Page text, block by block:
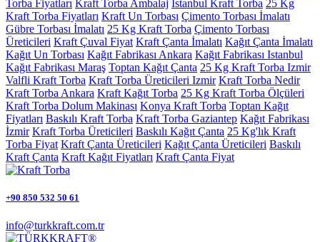
Torba Fiyatları Kraft Torba Ambalaj İstanbul Kraft Torba 25 Kg
Kraft Torba Fiyatları Kraft Un Torbası Çimento Torbası İmalatı
Gübre Torbası İmalatı 25 Kg Kraft Torba Çimento Torbası
Üreticileri Kraft Çuval Fiyat Kraft Çanta İmalatı Kağıt Çanta İmalatı
Kağıt Un Torbası Kağıt Fabrikası Ankara Kağıt Fabrikası Istanbul
Kağıt Fabrikası Maraş Toptan Kağıt Çanta 25 Kg Kraft Torba Izmir
Valfli Kraft Torba Kraft Torba Üreticileri Izmir Kraft Torba Nedir
Kraft Torba Ankara Kraft Kağıt Torba 25 Kg Kraft Torba Ölçüleri
Kraft Torba Dolum Makinası Konya Kraft Torba Toptan Kağıt
Fiyatları Baskılı Kraft Torba Kraft Torba Gaziantep Kağıt Fabrikası
İzmir Kraft Torba Üreticileri Baskılı Kağıt Çanta 25 Kg'lık Kraft
Torba Fiyat Kraft Çanta Üreticileri Kağıt Çanta Üreticileri Baskılı
Kraft Çanta Kraft Kağıt Fiyatları Kraft Çanta Fiyat
+90 850 532 50 61
info@turkkraft.com.tr